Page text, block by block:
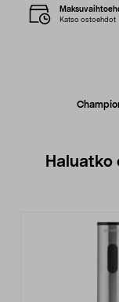
Katso ostoehdot
Haluatko